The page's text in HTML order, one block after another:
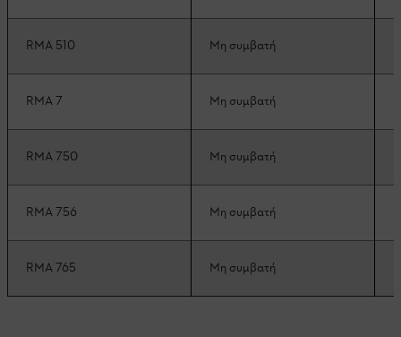
RMA 510 Μη συμβατή
RMA 7 Μη συμβατή
RMA 750 Μη συμβατή
RMA 756 Μη συμβατή
RMA 765 Μη συμβατή